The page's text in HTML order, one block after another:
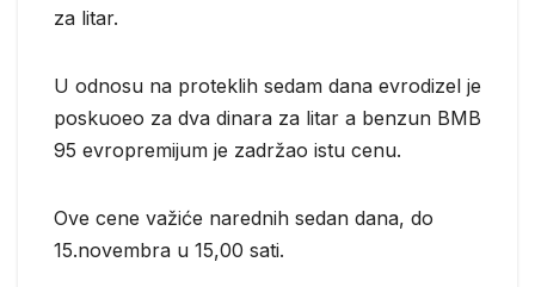
za litar.
U odnosu na proteklih sedam dana evrodizel je
poskuoeo za dva dinara za litar a benzun BMB
95 evropremijum je zadržao istu cenu.
Ove cene važiće narednih sedan dana, do
15.novembra u 15,00 sati.